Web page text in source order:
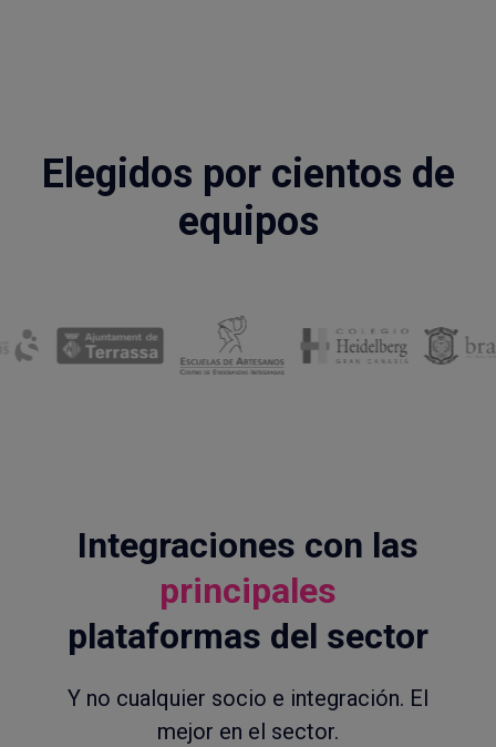
Elegidos por cientos de
equipos
Integraciones con las
principales
plataformas del sector
Y no cualquier socio e integración. El
mejor en el sector.